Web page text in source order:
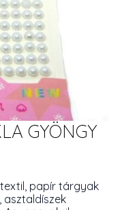
GYÖNGY
papír tárgyak
asztaldíszek